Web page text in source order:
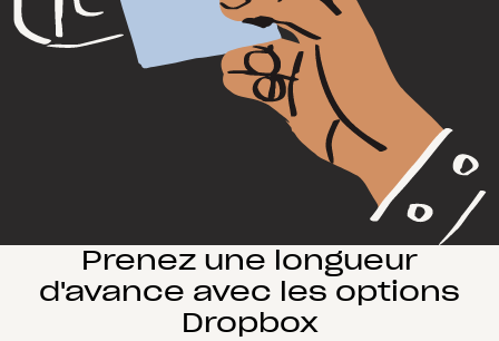
Prenez une longueur
d'avance avec les options
Dropbox